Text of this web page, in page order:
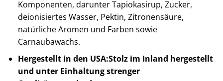
Komponenten, darunter Tapiokasirup, Zucker,
deionisiertes Wasser, Pektin, Zitronensäure,
natürliche Aromen und Farben sowie
Carnaubawachs.​
Hergestellt in den USA:Stolz im Inland hergestellt
und unter Einhaltung strenger